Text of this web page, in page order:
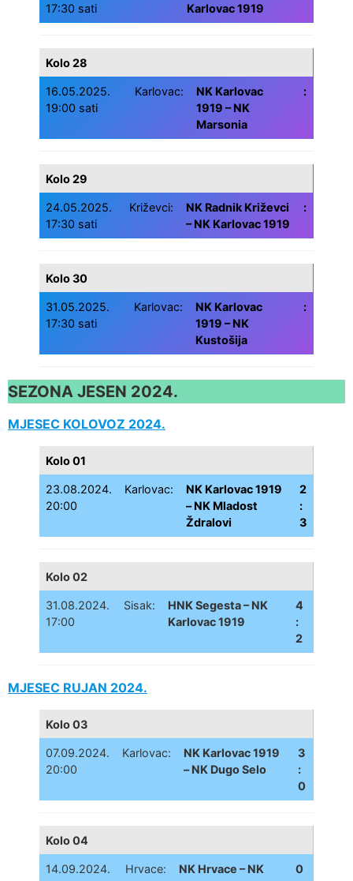
17:30 sati
Karlovac 1919
Kolo 28
16.05.2025.
19:00 sati
Karlovac:
NK Karlovac
1919 – NK
Marsonia
:
Kolo 29
24.05.2025.
17:30 sati
Križevci:
NK Radnik Križevci
– NK Karlovac 1919
:
Kolo 30
31.05.2025.
17:30 sati
Karlovac:
NK Karlovac
1919 – NK
Kustošija
:
SEZONA JESEN 2024.
MJESEC KOLOVOZ 2024.
Kolo 01
23.08.2024.
20:00
Karlovac:
NK Karlovac 1919
– NK Mladost
Ždralovi
2
:
3
Kolo 02
31.08.2024.
17:00
Sisak:
HNK Segesta – NK
Karlovac 1919
4
:
2
MJESEC RUJAN 2024.
Kolo 03
07.09.2024.
20:00
Karlovac:
NK Karlovac 1919
– NK Dugo Selo
3
:
0
Kolo 04
14.09.2024.
Hrvace:
NK Hrvace – NK
0